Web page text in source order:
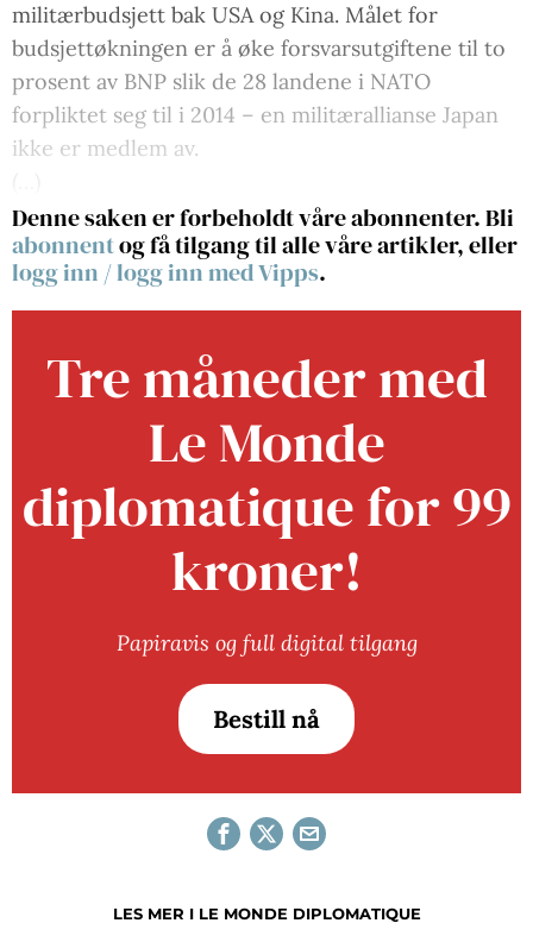
militærbudsjett bak USA og Kina. Målet for
budsjettøkningen er å øke forsvarsutgiftene til to
prosent av BNP slik de 28 landene i NATO
forpliktet seg til i 2014 – en militærallianse Japan
ikke er medlem av.
Denne saken er forbeholdt våre abonnenter. Bli
abonnentog få tilgang til alle våre artikler, eller
logg inn /logg inn med Vipps.
Tre måneder med
Le Monde
diplomatique for 99
kroner!
Papiravis og full digital tilgang
Bestill nå
LES MER I LE MONDE DIPLOMATIQUE